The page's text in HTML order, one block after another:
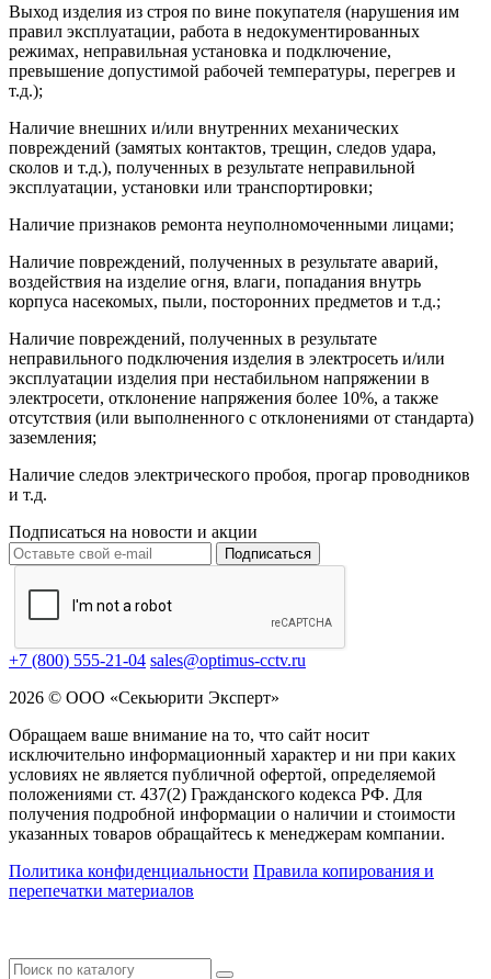
Выход изделия из строя по вине покупателя (нарушения им
правил эксплуатации, работа в недокументированных
режимах, неправильная установка и подключение,
превышение допустимой рабочей температуры, перегрев и
т.д.);
Наличие внешних и/или внутренних механических
повреждений (замятых контактов, трещин, следов удара,
сколов и т.д.), полученных в результате неправильной
эксплуатации, установки или транспортировки;
Наличие признаков ремонта неуполномоченными лицами;
Наличие повреждений, полученных в результате аварий,
воздействия на изделие огня, влаги, попадания внутрь
корпуса насекомых, пыли, посторонних предметов и т.д.;
Наличие повреждений, полученных в результате
неправильного подключения изделия в электросеть и/или
эксплуатации изделия при нестабильном напряжении в
электросети, отклонение напряжения более 10%, а также
отсутствия (или выполненного с отклонениями от стандарта)
заземления;
Наличие следов электрического пробоя, прогар проводников
и т.д.
Подписаться на новости и акции
Подписаться
+7 (800) 555-21-04 sales@optimus-cctv.ru
2026 © ООО «Секьюрити Эксперт»
Обращаем ваше внимание на то, что сайт носит
исключительно информационный характер и ни при каких
условиях не является публичной офертой, определяемой
положениями ст. 437(2) Гражданского кодекса РФ. Для
получения подробной информации о наличии и стоимости
указанных товаров обращайтесь к менеджерам компании.
Политика конфиденциальности Правила копирования и
перепечатки материалов